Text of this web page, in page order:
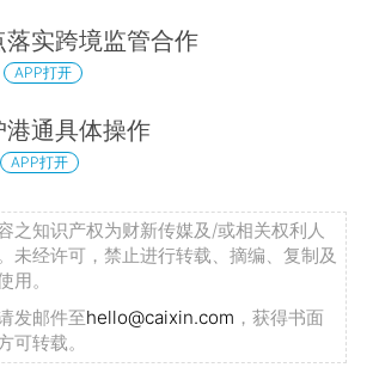
实跨境监管合作
APP打开
通具体操作
APP打开
之知识产权为财新传媒及/或相关权利人
未经许可，禁止进行转载、摘编、复制及
用。
发邮件至hello@caixin.com ，获得书面
可转载。